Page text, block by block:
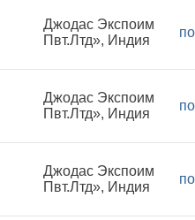
Джодас Экспоим
Пвт.Лтд», Индия
Джодас Экспоим
Пвт.Лтд», Индия
Джодас Экспоим
Пвт.Лтд», Индия